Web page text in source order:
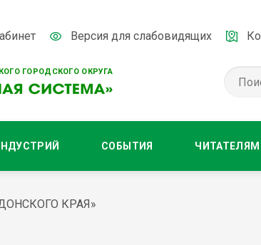
ГОРОДСКОГО ОКРУГА
Версия для слабовидящих
СОБЫТИЯ ЧИТАТЕЛЯМ
КРАЯ»